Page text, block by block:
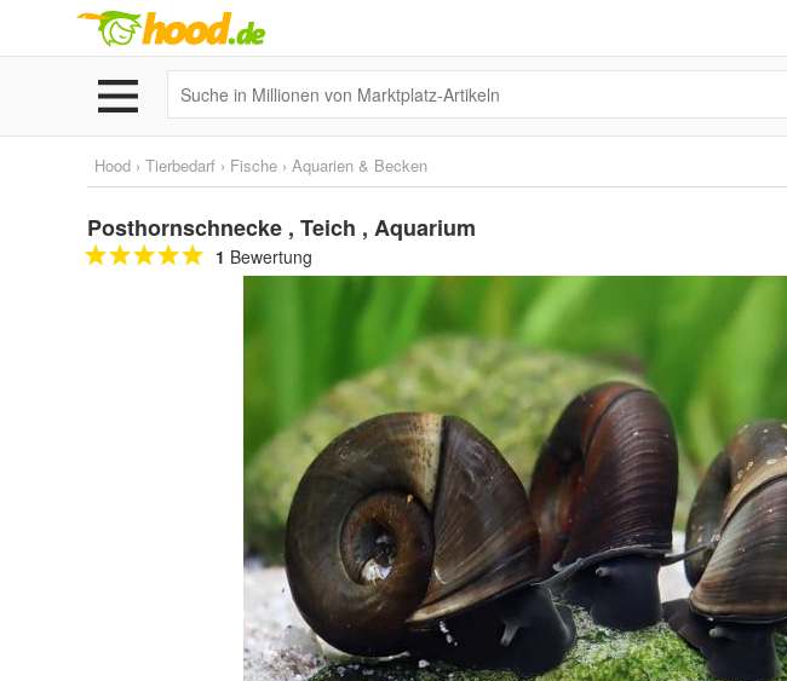
Hood › Tierbedarf › Fische › Aquarien & Becken
Posthornschnecke , Teich , Aquarium
1 Bewertung